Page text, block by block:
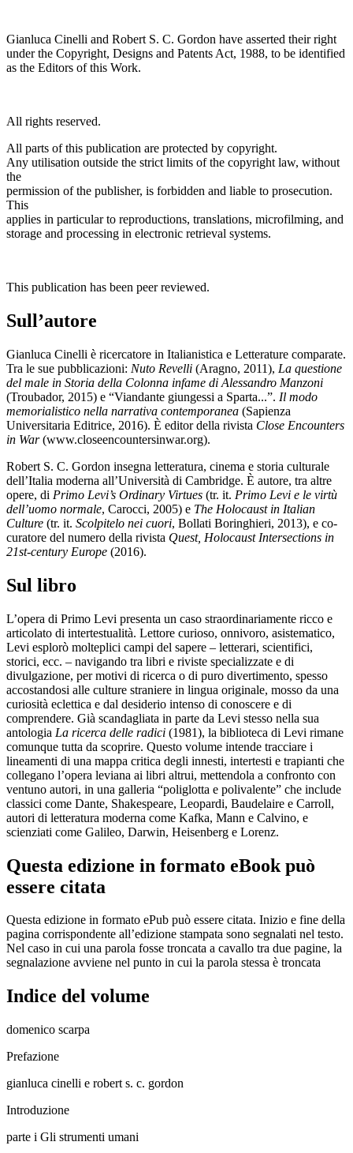
Gianluca Cinelli and Robert S. C. Gordon have asserted their right
under the Copyright, Designs and Patents Act, 1988, to be identified
as the Editors of this Work.
All rights reserved.
All parts of this publication are protected by copyright.
Any utilisation outside the strict limits of the copyright law, without
the
permission of the publisher, is forbidden and liable to prosecution.
This
applies in particular to reproductions, translations, microfilming, and
storage and processing in electronic retrieval systems.
This publication has been peer reviewed.
Sull’autore
Gianluca Cinelli è ricercatore in Italianistica e Letterature comparate.
Tra le sue pubblicazioni: Nuto Revelli (Aragno, 2011), La questione
del male in Storia della Colonna infame di Alessandro Manzoni
(Troubador, 2015) e “Viandante giungessi a Sparta...”. Il modo
memorialistico nella narrativa contemporanea (Sapienza
Universitaria Editrice, 2016). È editor della rivista Close Encounters
in War(www.closeencountersinwar.org).
Robert S. C. Gordon insegna letteratura, cinema e storia culturale
dell’Italia moderna all’Università di Cambridge. È autore, tra altre
opere, di Primo Levi’s Ordinary Virtues (tr. it. Primo Levi e le virtù
dell’uomo normale, Carocci, 2005) e The Holocaust in Italian
Culture (tr. it. Scolpitelo nei cuori, Bollati Boringhieri, 2013), e co-
curatore del numero della rivista Quest, Holocaust Intersections in
21st-century Europe (2016).
Sul libro
L’opera di Primo Levi presenta un caso straordinariamente ricco e
articolato di intertestualità. Lettore curioso, onnivoro, asistematico,
Levi esplorò molteplici campi del sapere – letterari, scientifici,
storici, ecc. – navigando tra libri e riviste specializzate e di
divulgazione, per motivi di ricerca o di puro divertimento, spesso
accostandosi alle culture straniere in lingua originale, mosso da una
curiosità eclettica e dal desiderio intenso di conoscere e di
comprendere. Già scandagliata in parte da Levi stesso nella sua
antologia La ricerca delle radici (1981), la biblioteca di Levi rimane
comunque tutta da scoprire. Questo volume intende tracciare i
lineamenti di una mappa critica degli innesti, intertesti e trapianti che
collegano l’opera leviana ai libri altrui, mettendola a confronto con
ventuno autori, in una galleria “poliglotta e polivalente” che include
classici come Dante, Shakespeare, Leopardi, Baudelaire e Carroll,
autori di letteratura moderna come Kafka, Mann e Calvino, e
scienziati come Galileo, Darwin, Heisenberg e Lorenz.
Questa edizione in formato eBook può
essere citata
Questa edizione in formato ePub può essere citata. Inizio e fine della
pagina corrispondente all’edizione stampata sono segnalati nel testo.
Nel caso in cui una parola fosse troncata a cavallo tra due pagine, la
segnalazione avviene nel punto in cui la parola stessa è troncata
Indice del volume
domenico scarpa
Prefazione
gianluca cinelli e robert s. c. gordon
Introduzione
parte i Gli strumenti umani